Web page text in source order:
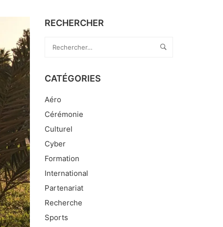
RECHERCHER
CATÉGORIES
Aéro
Cérémonie
Culturel
Cyber
Formation
International
Partenariat
Recherche
Sports